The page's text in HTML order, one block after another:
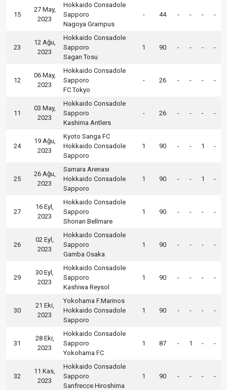
15
27 May,
2023
Hokkaido Consadole
Sapporo
Nagoya Grampus
- 44 - - - -
23
12 Ağu,
2023
Hokkaido Consadole
Sapporo
Sagan Tosu
1 90 - - - -
12
06 May,
2023
Hokkaido Consadole
Sapporo
FC Tokyo
- 26 - - - -
11
03 May,
2023
Hokkaido Consadole
Sapporo
Kashima Antlers
- 26 - - - -
24
19 Ağu,
2023
Kyoto Sanga FC
Hokkaido Consadole
Sapporo
1 90 - - 1 -
25
26 Ağu,
2023
Samara Arenası
Hokkaido Consadole
Sapporo
1 90 - - 1 -
27
16 Eyl,
2023
Hokkaido Consadole
Sapporo
Shonan Bellmare
1 90 - - - -
26
02 Eyl,
2023
Hokkaido Consadole
Sapporo
Gamba Osaka
1 90 - - - -
29
30 Eyl,
2023
Hokkaido Consadole
Sapporo
Kashiwa Reysol
1 90 - - - -
30
21 Eki,
2023
Yokohama F.Marinos
Hokkaido Consadole
Sapporo
1 90 - - - -
31
28 Eki,
2023
Hokkaido Consadole
Sapporo
Yokohama FC
1 87 - 1 - -
32
11 Kas,
2023
Hokkaido Consadole
Sapporo
Sanfrecce Hiroshima
1 90 - - - -